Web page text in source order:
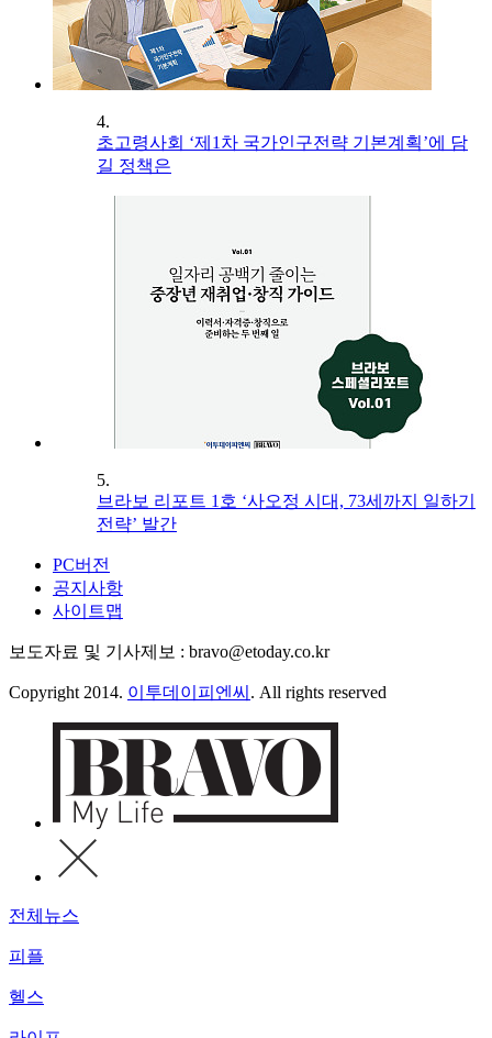
4.
초고령사회 ‘제1차 국가인구전략 기본계획’에 담
길 정책은
5.
브라보 리포트 1호 ‘사오정 시대, 73세까지 일하기
전략’ 발간
PC버전
공지사항
사이트맵
보도자료 및 기사제보 : bravo@etoday.co.kr
Copyright 2014. 이투데이피엔씨 . All rights reserved
전체뉴스
피플
헬스